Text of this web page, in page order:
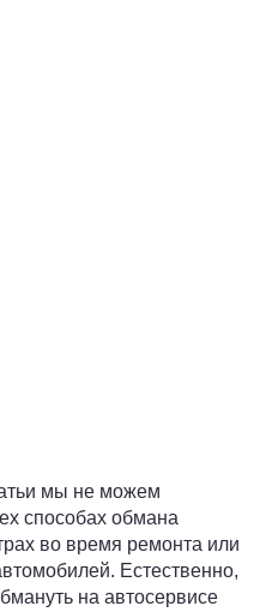
мы не можем
способах обмана
во время ремонта или
Естественно,
на автосервисе